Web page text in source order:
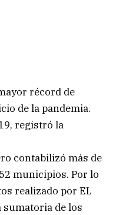
récord de
de la pandemia.
registró la
contabilizó más de
municipios. Por lo
realizado por EL
sumatoria de los